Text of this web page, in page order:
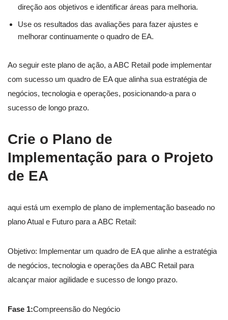
direção aos objetivos e identificar áreas para melhoria.
Use os resultados das avaliações para fazer ajustes e
melhorar continuamente o quadro de EA.
Ao seguir este plano de ação, a ABC Retail pode implementar
com sucesso um quadro de EA que alinha sua estratégia de
negócios, tecnologia e operações, posicionando-a para o
sucesso de longo prazo.
Crie o Plano de
Implementação para o Projeto
de EA
aqui está um exemplo de plano de implementação baseado no
plano Atual e Futuro para a ABC Retail:
Objetivo: Implementar um quadro de EA que alinhe a estratégia
de negócios, tecnologia e operações da ABC Retail para
alcançar maior agilidade e sucesso de longo prazo.
Fase 1:Compreensão do Negócio